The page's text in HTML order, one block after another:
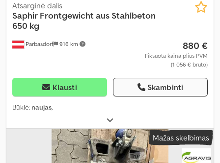
Parbasdorf 916 km
Atsarginė dalis
Saphir Frontgewicht aus Stahlbeton
650 kg
880 €
Fiksuota kaina plius PVM
(1 056 € bruto)
Klausti Skambinti
Būklė: naujas,
Mažas skelbimas